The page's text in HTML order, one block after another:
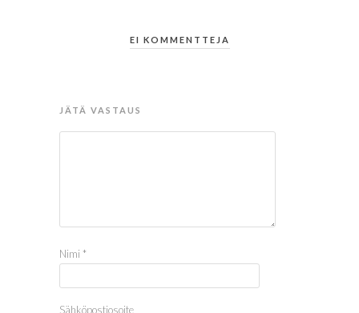
EI KOMMENTTEJA
JÄTÄ VASTAUS
Nimi *
Sähköpostiosoite